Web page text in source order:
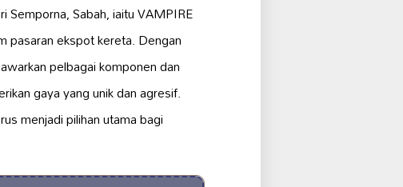
Semporna, Sabah, iaitu VAMPIRE
pasaran ekspot kereta. Dengan
pelbagai komponen dan
gaya yang unik dan agresif.
menjadi pilihan utama bagi